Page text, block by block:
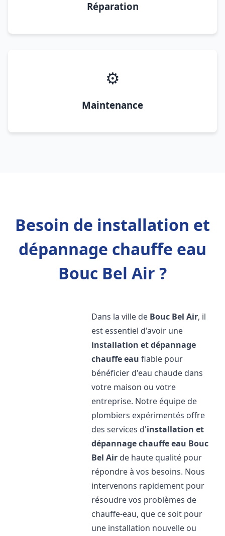
Réparation
⚙️
Maintenance
Besoin de installation et
dépannage chauffe eau
Bouc Bel Air ?
Dans la ville de Bouc Bel Air, il
est essentiel d'avoir une
installation et dépannage
chauffe eau fiable pour
bénéficier d'eau chaude dans
votre maison ou votre
entreprise. Notre équipe de
plombiers expérimentés offre
des services d'installation et
dépannage chauffe eau Bouc
Bel Air de haute qualité pour
répondre à vos besoins. Nous
intervenons rapidement pour
résoudre vos problèmes de
chauffe-eau, que ce soit pour
une installation nouvelle ou